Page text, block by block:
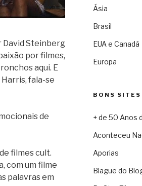
David Steinberg
por filmes,
aqui. E
fala-se
de
filmes cult.
com um filme
palavras em
Ásia
Brasil
EUA e Canadá
Europa
BONS SITES
+ de 50 Anos
Aconteceu
Aporias
Blague do